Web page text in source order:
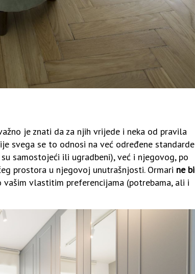
je znati da za njih vrijede i neka od pravila
svega se to odnosi na već određene standarde
samostojeći ili ugradbeni), već i njegovog, po
prostora u njegovoj unutrašnjosti. Ormari ne bi
vlastitim preferencijama (potrebama, ali i